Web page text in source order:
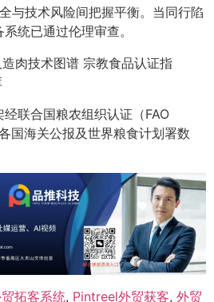
与技术风险间把握平衡。当同行陷
统已通过伦理审查。
肉技术图谱 宗教食品认证指
经联合国粮农组织认证（FAO
国海关公报及世界粮食计划署数
拓客系统, Pintreel外贸获客, 外贸